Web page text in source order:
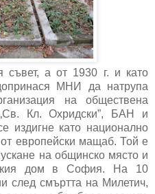
съвет, а от 1930 г. и като
МНИ да натрупа
на обществена
Кл. Охридски”, БАН и
издигне като национално
европейски мащаб. Той е
на общинско място и
дом в София. На 10
след смъртта на Милетич,